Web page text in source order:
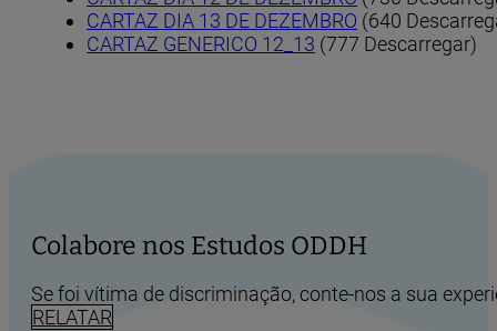
CARTAZ DIA 13 DE DEZEMBRO (640
CARTAZ GENERICO 12_13 (777 Descarregar)
Colabore nos Estudos ODDH
Se foi vítima de discriminação, conte-nos a sua
RELATAR